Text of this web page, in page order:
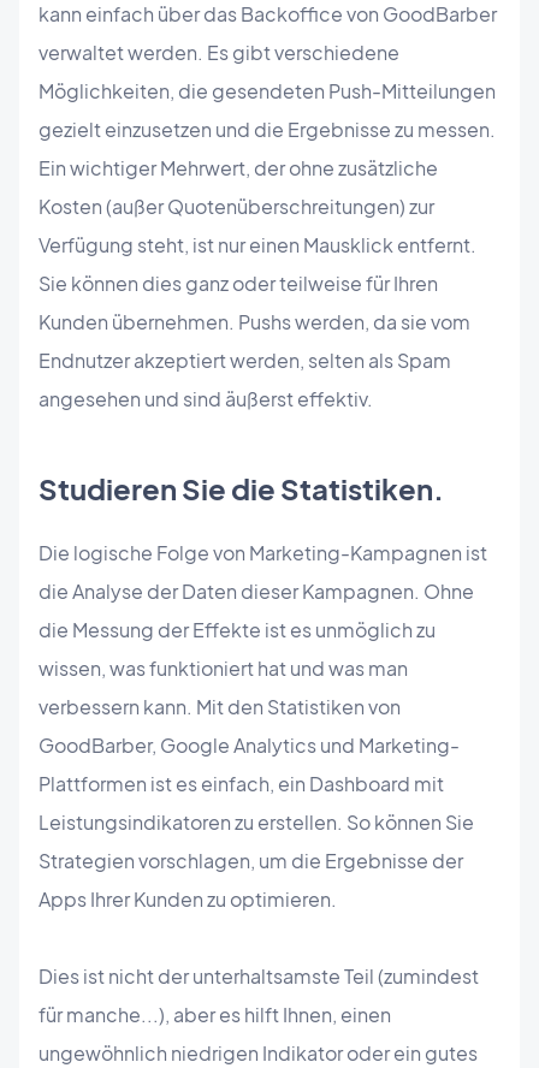
kann einfach über das Backoffice von GoodBarber
verwaltet werden. Es gibt verschiedene
Möglichkeiten, die gesendeten Push-Mitteilungen
gezielt einzusetzen und die Ergebnisse zu messen.
Ein wichtiger Mehrwert, der ohne zusätzliche
Kosten (außer Quotenüberschreitungen) zur
Verfügung steht, ist nur einen Mausklick entfernt.
Sie können dies ganz oder teilweise für Ihren
Kunden übernehmen. Pushs werden, da sie vom
Endnutzer akzeptiert werden, selten als Spam
angesehen und sind äußerst effektiv.
Studieren Sie die Statistiken.
Die logische Folge von Marketing-Kampagnen ist
die Analyse der Daten dieser Kampagnen. Ohne
die Messung der Effekte ist es unmöglich zu
wissen, was funktioniert hat und was man
verbessern kann. Mit den Statistiken von
GoodBarber, Google Analytics und Marketing-
Plattformen ist es einfach, ein Dashboard mit
Leistungsindikatoren zu erstellen. So können Sie
Strategien vorschlagen, um die Ergebnisse der
Apps Ihrer Kunden zu optimieren.
Dies ist nicht der unterhaltsamste Teil (zumindest
für manche...), aber es hilft Ihnen, einen
ungewöhnlich niedrigen Indikator oder ein gutes